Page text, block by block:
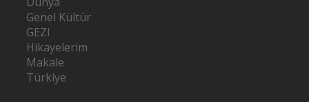
Genel Kültür
GEZI
Hikayelerim
Makale
Türkiye